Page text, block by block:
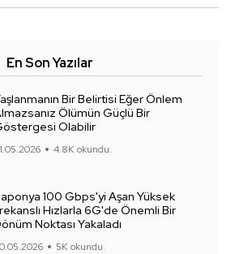
En Son Yazılar
Bir Belirtisi Eğer Önlem
Ölümün Güçlü Bir
Olabilir
4.8K okundu.
100 Gbps'yi Aşan Yüksek
Hızlarla 6G'de Önemli Bir
Noktası Yakaladı
5K okundu.